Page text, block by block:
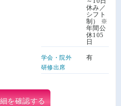
休み／
シフト
制） ※
年間公
休105
日
学会・院外
研修出席
有
を確認する